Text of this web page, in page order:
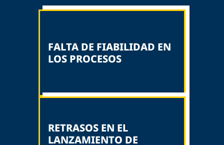
FALTA DE FIABILIDAD EN
LOS PROCESOS
RETRASOS EN EL
LANZAMIENTO DE